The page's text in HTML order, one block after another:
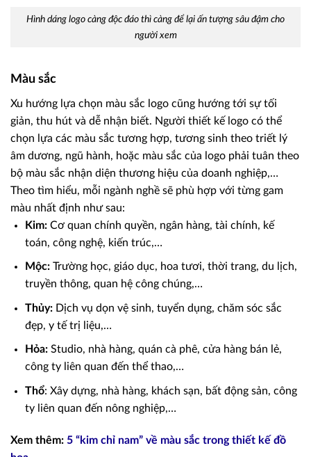
Hình dáng logo càng độc đáo thì càng để lại ấn tượng sâu đậm cho
người xem
Màu sắc
Xu hướng lựa chọn màu sắc logo cũng hướng tới sự tối
giản, thu hút và dễ nhận biết. Người thiết kế logo có thể
chọn lựa các màu sắc tương hợp, tương sinh theo triết lý
âm dương, ngũ hành, hoặc màu sắc của logo phải tuân theo
bộ màu sắc nhận diện thương hiệu của doanh nghiệp,…
Theo tìm hiểu, mỗi ngành nghề sẽ phù hợp với từng gam
màu nhất định như sau:
Kim:Cơ quan chính quyền, ngân hàng, tài chính, kế
toán, công nghệ, kiến trúc,…
Mộc:Trường học, giáo dục, hoa tươi, thời trang, du lịch,
truyền thông, quan hệ công chúng,…
Thủy:Dịch vụ dọn vệ sinh, tuyển dụng, chăm sóc sắc
đẹp, y tế trị liệu,…
Hỏa:Studio, nhà hàng, quán cà phê, cửa hàng bán lẻ,
công ty liên quan đến thể thao,…
Thổ: Xây dựng, nhà hàng, khách sạn, bất động sản, công
ty liên quan đến nông nghiệp,…
Xem thêm: 5 “kim chỉ nam” về màu sắc trong thiết kế đồ